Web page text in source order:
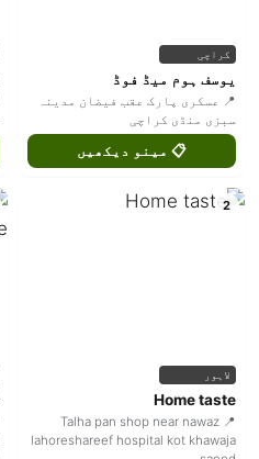
کراچی
یوسف ہوم میڈ فوڈ
📍 عسکری پارک عقب فیضان مدینہ
سبزی منڈی کراچی
📋 مینو دیکھیں
2
لاہور
Home taste
📍 Talha pan shop near nawaz
lahoreshareef hospital kot khawaja